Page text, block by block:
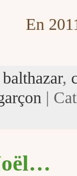
En
balthazar,
|